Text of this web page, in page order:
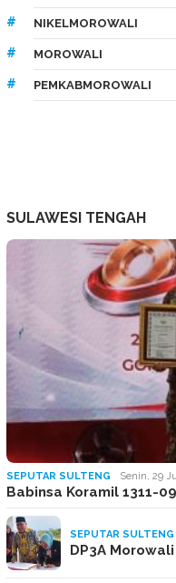
NIKELMOROWALI
MOROWALI
PEMKABMOROWALI
SULAWESI TENGAH
SEPUTAR SULTENG Senin, 29
Babinsa Koramil 1311-
SEPUTAR SULTENG
DP3A